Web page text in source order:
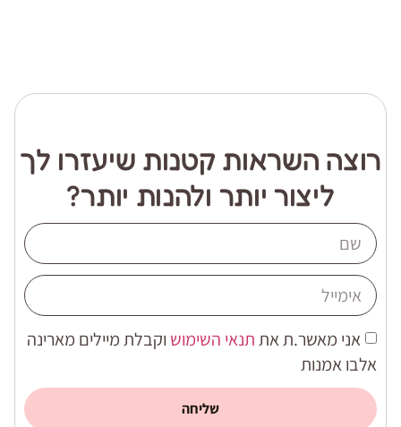
רוצה השראות קטנות שיעזרו לך
ליצור יותר ולהנות יותר?
אני מאשר.ת אתתנאי השימוש וקבלת מיילים מארינה
אלבו אמנות
שליחה